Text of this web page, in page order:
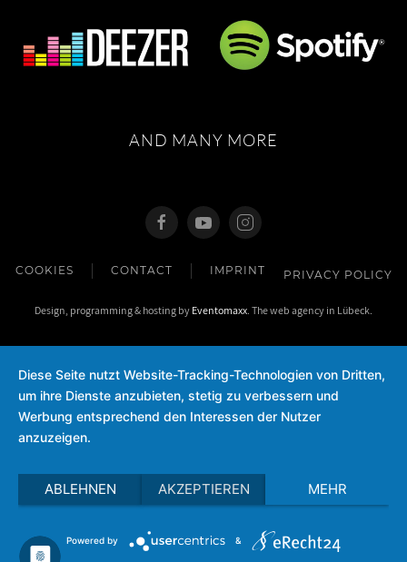
AND MANY MORE
COOKIES CONTACT IMPRINT PRIVACY POLICY
Design, programming & hosting by Eventomaxx. The web agency in Lübeck.
Diese Seite nutzt Website-Tracking-Technologien von Dritten,
um ihre Dienste anzubieten, stetig zu verbessern und
Werbung entsprechend den Interessen der Nutzer
anzuzeigen.
ABLEHNEN AKZEPTIEREN MEHR
Powered by &